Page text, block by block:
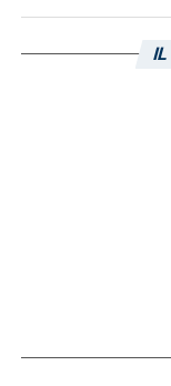
domenica alle
e compagni siIL